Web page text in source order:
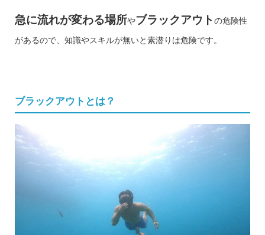
急に流れが変わる場所やブラックアウトの危険性
があるので、知識やスキルが無いと素潜りは危険です。
ブラックアウトとは？